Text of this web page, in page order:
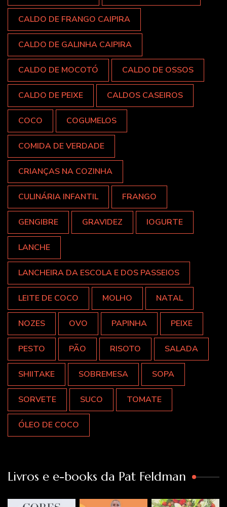
CALDO DE FRANGO CAIPIRA
CALDO DE GALINHA CAIPIRA
CALDO DE MOCOTÓ CALDO DE OSSOS
CALDO DE PEIXE CALDOS CASEIROS
COCO COGUMELOS
COMIDA DE VERDADE
CRIANÇAS NA COZINHA
CULINÁRIA INFANTIL FRANGO
GENGIBRE GRAVIDEZ IOGURTE
LANCHE
LANCHEIRA DA ESCOLA E DOS PASSEIOS
LEITE DE COCO MOLHO NATAL
NOZES OVO PAPINHA PEIXE
PESTO PÃO RISOTO SALADA
SHIITAKE SOBREMESA SOPA
SORVETE SUCO TOMATE
ÓLEO DE COCO
Livros e e-books da Pat Feldman